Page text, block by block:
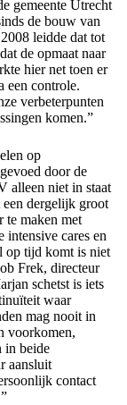
gemeente Utrecht
de bouw van
leidde dat tot
de opmaat naar
hier net toen er
een controle.
verbeterpunten
komen.”
op
door de
alleen niet in staat
een dergelijk groot
te maken met
intensive cares en
op tijd komt is niet
Frek, directeur
schetst is iets
waar
mag nooit in
voorkomen,
in beide
aansluit
contact